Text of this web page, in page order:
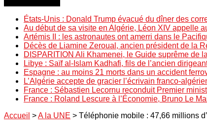
États-Unis : Donald Trump évacué du dîner des
Au début de sa visite en Algérie, Léon XIV appelle
Artémis II : les astronautes ont amerri dans le
Décès de Liamine Zeroual, ancien président de la
DISPARITION Ali Khamenei, le Guide suprême de
Libye : Saïf al-Islam Kadhafi, fils de l’ancien
Espagne : au moins 21 morts dans un accident
L’Algérie accepte de gracier l’écrivain franco-
France : Sébastien Lecornu reconduit Premier
France : Roland Lescure à l’Économie, Bruno Le
Accueil >A la UNE > Téléphonie mobile : 47,66 millions